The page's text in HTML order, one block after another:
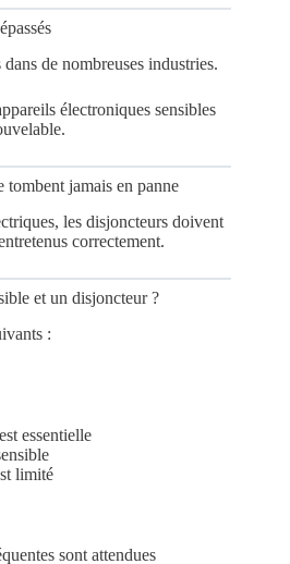
de nombreuses industries.
électroniques sensibles
jamais en panne
les disjoncteurs doivent
correctement.
et un disjoncteur ?
:
essentielle
limité
sont attendues